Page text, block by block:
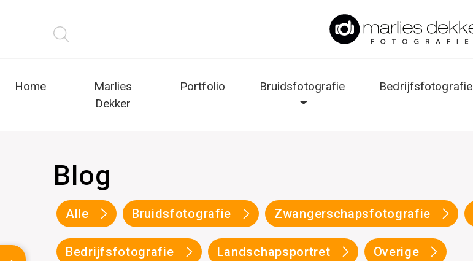
Home
Marlies
Dekker
Portfolio Bruidsfotografie Bedrijfsfotografie
Blog
Alle Bruidsfotografie Zwangerschapsfotografie
Bedrijfsfotografie Landschapsportret Overige